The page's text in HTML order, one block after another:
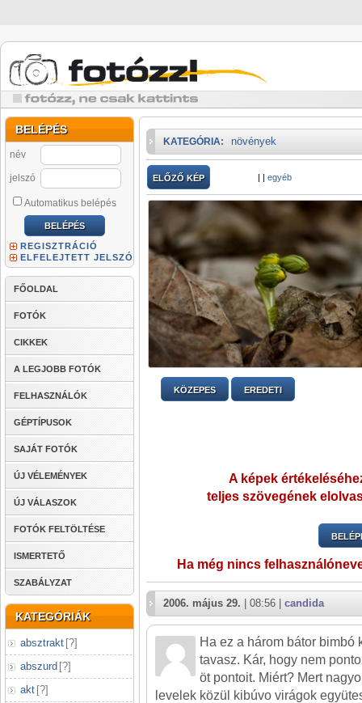
BELÉPÉS
név
jelszó
Automatikus belépés
REGISZTRÁCIÓ
ELFELEJTETT JELSZÓ
FŐOLDAL
FOTÓK
CIKKEK
A LEGJOBB FOTÓK
FELHASZNÁLÓK
GÉPTÍPUSOK
SAJÁT FOTÓK
ÚJ VÉLEMÉNYEK
ÚJ VÁLASZOK
FOTÓK FELTÖLTÉSE
ISMERTETŐ
SZABÁLYZAT
KATEGÓRIÁK
absztrakt [?]
abszurd [?]
akt [?]
KATEGÓRIA: növények
ELŐZŐ KÉP | | egyéb
KÖZEPES EREDETI
A képek
teljes szövegének
Ha még nincs
2006. május 29. | 08:56 | candida
Ha ez a három bátor bimbó
tavasz. Kár, hogy nem
öt pontoit. Miért? Mert
levelek közül kibúvo virágok